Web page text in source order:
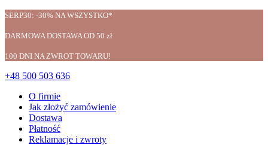
SERP30: -30% NA WSZYSTKO*
DARMOWA DOSTAWA OD 50 zł
100 DNI NA ZWROT TOWARU!
+48 500 503 636
O firmie
Jak złożyć zamówienie
Dostawa
Płatność
Reklamacje i zwroty